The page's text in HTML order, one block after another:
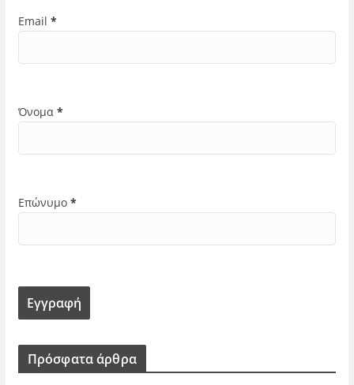
Email *
Όνομα *
Επώνυμο *
Πρόσφατα άρθρα